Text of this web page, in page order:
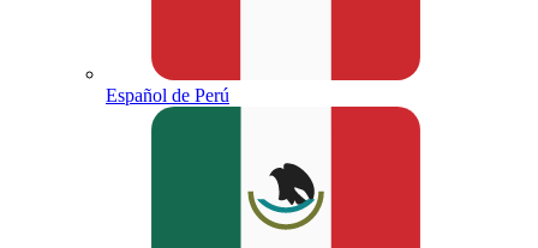
Español de Perú